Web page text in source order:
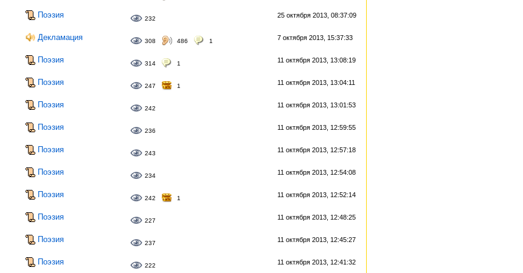
Поэзия 232 25 октября 2013, 08:37:09
Декламация 308 486 1 7 октября 2013, 15:37:33
Поэзия 314 1 11 октября 2013, 13:08:19
Поэзия 247 1 11 октября 2013, 13:04:11
Поэзия 242 11 октября 2013, 13:01:53
Поэзия 236 11 октября 2013, 12:59:55
Поэзия 243 11 октября 2013, 12:57:18
Поэзия 234 11 октября 2013, 12:54:08
Поэзия 242 1 11 октября 2013, 12:52:14
Поэзия 227 11 октября 2013, 12:48:25
Поэзия 237 11 октября 2013, 12:45:27
Поэзия 222 11 октября 2013, 12:41:32